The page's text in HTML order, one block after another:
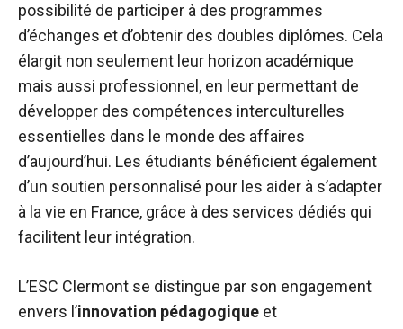
possibilité de participer à des programmes
d’échanges et d’obtenir des doubles diplômes. Cela
élargit non seulement leur horizon académique
mais aussi professionnel, en leur permettant de
développer des compétences interculturelles
essentielles dans le monde des affaires
d’aujourd’hui. Les étudiants bénéficient également
d’un soutien personnalisé pour les aider à s’adapter
à la vie en France, grâce à des services dédiés qui
facilitent leur intégration.
L’ESC Clermont se distingue par son engagement
envers l’innovation pédagogique et